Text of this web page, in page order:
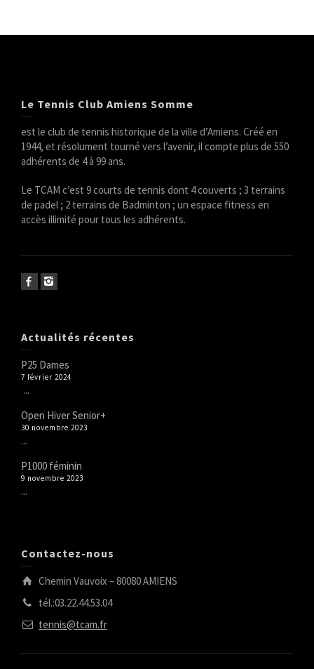
Le Tennis Club Amiens Somme
est le club de tennis historique de la ville d’Amiens. Créé en
1944, et résolument tourné vers l’avenir, il compte plus de 550
adhérents de 4 à 99 ans.
Le TCAM c’est 9 courts de tennis dont 4 couverts ; 3 terrains
de padel ; 2 terrains de Badminton ; un espace fitness en
accès illimité pour tous les adhérents.
Actualités récentes
P25 Dames
7 février 2024
...
Open Hiver Senior+
30 novembre 2023
...
P1000 féminin
9 novembre 2023
...
Contactez-nous
Chemin Vauvoix – 80080 AMIENS
tél.:03.22.44.53.04
tennis@tcam.fr